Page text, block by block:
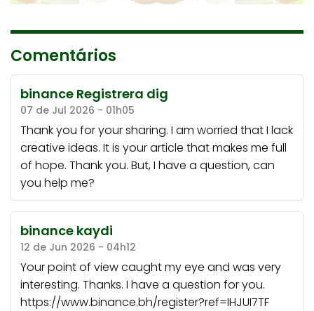
Comentários
binance Registrera dig
07 de Jul 2026 - 01h05
Thank you for your sharing. I am worried that I lack
creative ideas. It is your article that makes me full
of hope. Thank you. But, I have a question, can
you help me?
binance kaydi
12 de Jun 2026 - 04h12
Your point of view caught my eye and was very
interesting. Thanks. I have a question for you.
https://www.binance.bh/register?ref=IHJUI7TF